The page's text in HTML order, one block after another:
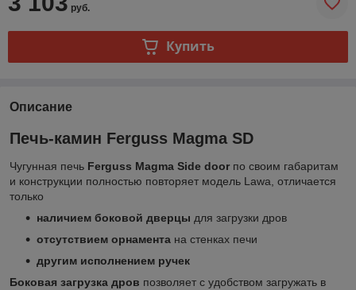
руб.
Купить
Описание
Печь-камин Ferguss Magma SD
Чугунная печь Ferguss Magma Side door по своим габаритам
и конструкции полностью повторяет модель Lawa, отличается
только
наличием боковой дверцы для загрузки дров
отсутствием орнамента на стенках печи
другим исполнением ручек
Боковая загрузка дров позволяет с удобством загружать в